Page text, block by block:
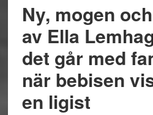
Ny, mogen
av Ella
det går med
när bebisen
en ligist